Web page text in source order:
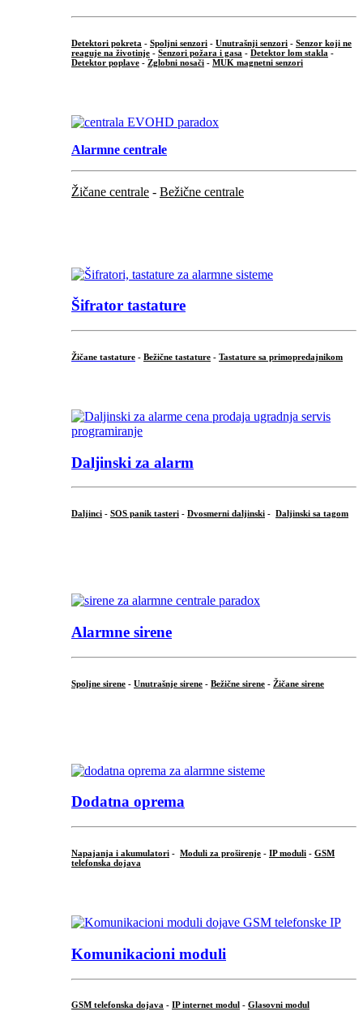
Detektori pokreta - Spoljni senzori - Unutrašnji senzori - Senzor koji ne
reaguje na životinje - Senzori požara i gasa - Detektor lom stakla -
Detektor poplave - Zglobni nosači - MUK magnetni senzori
Alarmne centrale
Žičane centrale - Bežične centrale
Šifrator tastature
Žičane tastature - Bežične tastature - Tastature sa primopredajnikom
Daljinski za alarm
Daljinci - SOS panik tasteri - Dvosmerni daljinski - Daljinski sa tagom
Alarmne sirene
Spoljne sirene - Unutrašnje sirene - Bežične sirene - Žičane sirene
Dodatna oprema
Napajanja i akumulatori - Moduli za proširenje - IP moduli - GSM
telefonska dojava
Komunikacioni moduli
GSM telefonska dojava - IP internet modul - Glasovni modul